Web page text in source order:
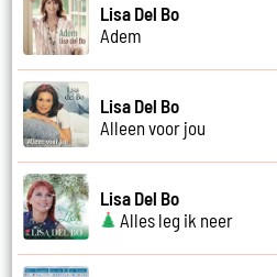
Lisa Del Bo
Adem
Lisa Del Bo
Alleen voor jou
Lisa Del Bo
Alles leg ik neer